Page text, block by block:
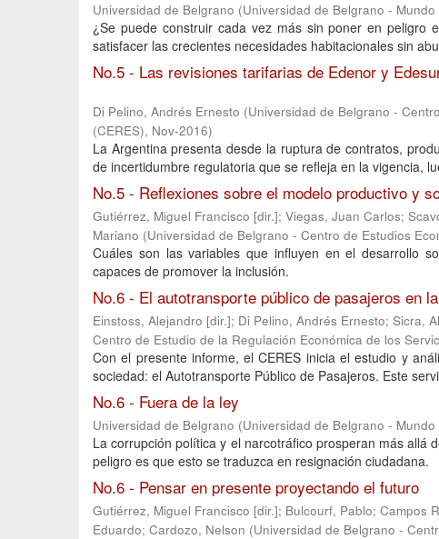
Universidad de Belgrano (Universidad de Belgrano - Mundo
¿Se puede construir cada vez más sin poner en peligro
satisfacer las crecientes necesidades habitacionales sin
No.5 - Las revisiones tarifarias de Edenor y
Di Pelino, Andrés Ernesto (Universidad de Belgrano -
(CERES), Nov-2016)
La Argentina presenta desde la ruptura de contratos,
de incertidumbre regulatoria que se refleja en la vigencia,
No.5 - Reflexiones sobre el modelo productivo y
Gutiérrez, Miguel Francisco [dir.]; Viegas, Juan Carlos;
Mariano (Universidad de Belgrano - Centro de Estudios
Cuáles son las variables que influyen en el desarrollo
capaces de promover la inclusión.
No.6 - El autotransporte público de pasajeros en
Einstoss, Alejandro [dir.]; Di Pelino, Andrés Ernesto; Sicra,
Centro de Estudio de la Regulación Económica de los
Con el presente informe, el CERES inicia el estudio y
sociedad: el Autotransporte Público de Pasajeros. Este
No.6 - Fuera de la ley
Universidad de Belgrano (Universidad de Belgrano - Mundo
La corrupción política y el narcotráfico prosperan más allá
peligro es que esto se traduzca en resignación ciudadana.
No.6 - Pensar en presente proyectando el futuro
Gutiérrez, Miguel Francisco [dir.]; Bulcourf, Pablo; Campos
Eduardo; Cardozo, Nelson (Universidad de Belgrano -